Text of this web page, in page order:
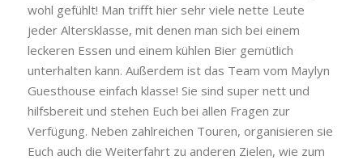
wohl gefühlt! Man trifft hier sehr viele nette Leute
jeder Altersklasse, mit denen man sich bei einem
leckeren Essen und einem kühlen Bier gemütlich
unterhalten kann. Außerdem ist das Team vom Maylyn
Guesthouse einfach klasse! Sie sind super nett und
hilfsbereit und stehen Euch bei allen Fragen zur
Verfügung. Neben zahlreichen Touren, organisieren sie
Euch auch die Weiterfahrt zu anderen Zielen, wie zum